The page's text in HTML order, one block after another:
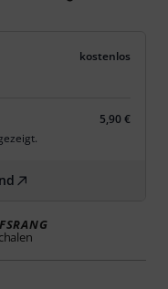
kostenlos
5,90 €